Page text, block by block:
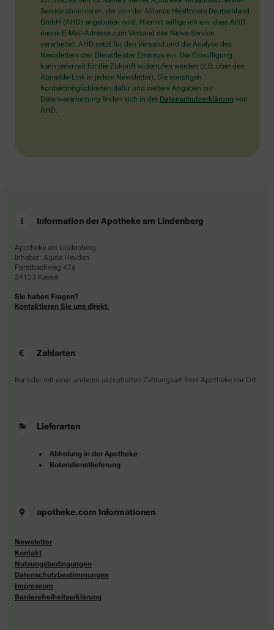
Dann
wählen
Sie
bitte
die
Flagge.
Service abonnieren, der von der Alliance Healthcare Deutschland
GmbH (AHD) angeboten wird. Hiermit willige ich ein, dass AHD
meine E-Mail-Adresse zum Versand des News-Service
verarbeitet. AHD setzt für den Versand und die Analyse des
Newsletters den Dienstleister Emarsys ein. Die Einwilligung
kann jederzeit für die Zukunft widerrufen werden (z.B. über den
Abmelde-Link in jedem Newsletter). Die sonstigen
Kontaktmöglichkeiten dafür und weitere Angaben zur
Datenverarbeitung finden sich in der Datenschutzerklärung von
AHD.
Information der Apotheke am Lindenberg
Apotheke am Lindenberg
Inhaber: Agata Heyden
Forstbachweg 47a
34123 Kassel
Sie haben Fragen?
Kontaktieren Sie uns direkt.
Zahlarten
Bar oder mit einer anderen akzeptierten Zahlungsart Ihrer Apotheke vor Ort.
Lieferarten
Abholung in der Apotheke
Botendienstlieferung
apotheke.com Informationen
Newsletter
Kontakt
Nutzungsbedingungen
Datenschutzbestimmungen
Impressum
Barrierefreiheitserklärung